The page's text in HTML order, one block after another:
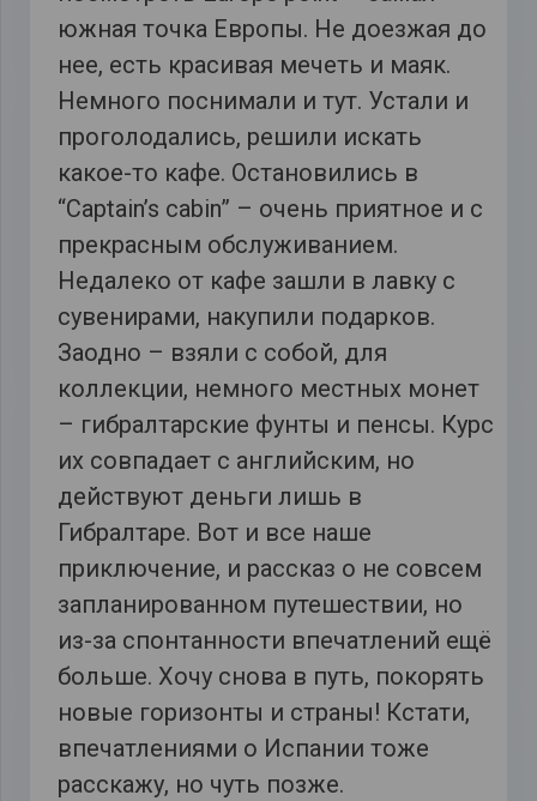
южная точка Европы. Не доезжая до
нее, есть красивая мечеть и маяк.
Немного поснимали и тут. Устали и
проголодались, решили искать
какое-то кафе. Остановились в
“Captain’s cabin” – очень приятное и с
прекрасным обслуживанием.
Недалеко от кафе зашли в лавку с
сувенирами, накупили подарков.
Заодно – взяли с собой, для
коллекции, немного местных монет
– гибралтарские фунты и пенсы. Курс
их совпадает с английским, но
действуют деньги лишь в
Гибралтаре. Вот и все наше
приключение, и рассказ о не совсем
запланированном путешествии, но
из-за спонтанности впечатлений ещё
больше. Хочу снова в путь, покорять
новые горизонты и страны! Кстати,
впечатлениями о Испании тоже
расскажу, но чуть позже.